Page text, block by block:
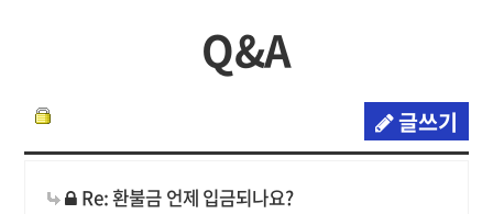
Q&A
글쓰기
Re: 환불금 언제 입금되나요?